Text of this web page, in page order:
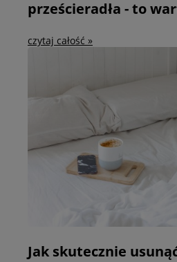
prześcieradła - to
czytaj całość »
Jak skutecznie